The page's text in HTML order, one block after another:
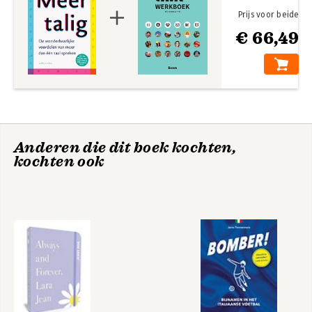
10 De codes van onze geest 185
11 De toekomst van wetenschap en technologie 205
Tot slot – of goede reis! 221
Dankwoord 235
€ 66,49
Prijs voor beide
Anderen die dit boek kochten,
kochten ook